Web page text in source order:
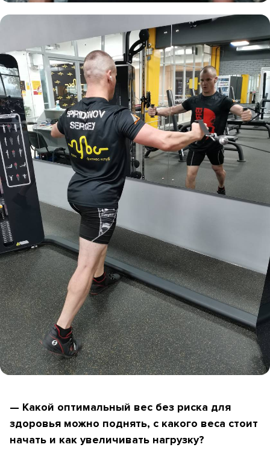
— Какой оптимальный вес без риска для
здоровья можно поднять, с какого веса стоит
начать и как увеличивать нагрузку?